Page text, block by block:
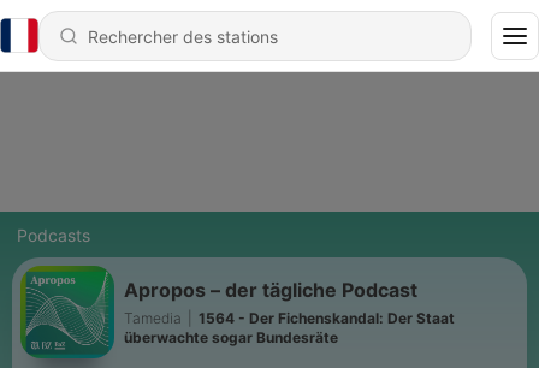
Podcasts
Apropos – der tägliche Podcast
Tamedia
1564 - Der Fichenskandal: Der Staat
überwachte sogar Bundesräte